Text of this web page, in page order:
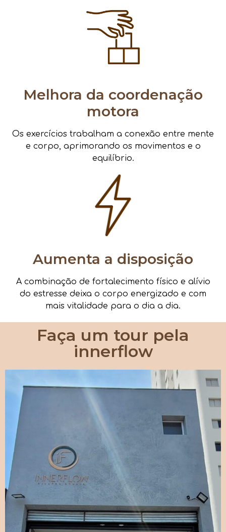
Melhora da coordenação
motora
Os exercícios trabalham a conexão entre mente
e corpo, aprimorando os movimentos e o
equilíbrio.
Aumenta a disposição
A combinação de fortalecimento físico e alívio
do estresse deixa o corpo energizado e com
mais vitalidade para o dia a dia.
Faça um tour pela
innerflow